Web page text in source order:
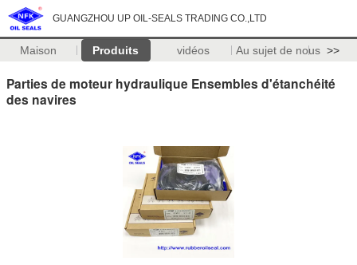
GUANGZHOU UP OIL-SEALS TRADING CO.,LTD
Maison Produits vidéos Au sujet de nous >>
Parties de moteur hydraulique Ensembles d'étanchéité
des navires